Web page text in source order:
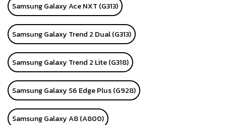
Samsung Galaxy Ace NXT (G313)
Samsung Galaxy Trend 2 Dual (G313)
Samsung Galaxy Trend 2 Lite (G318)
Samsung Galaxy S6 Edge Plus (G928)
Samsung Galaxy A8 (A800)